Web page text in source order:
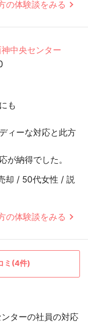
の体験談をみる
中央センター
も
ィーな対応と此方
が納得でした。
却 / 50代女性 / 説
の体験談をみる
ミ(4件)
ターの社員の対応